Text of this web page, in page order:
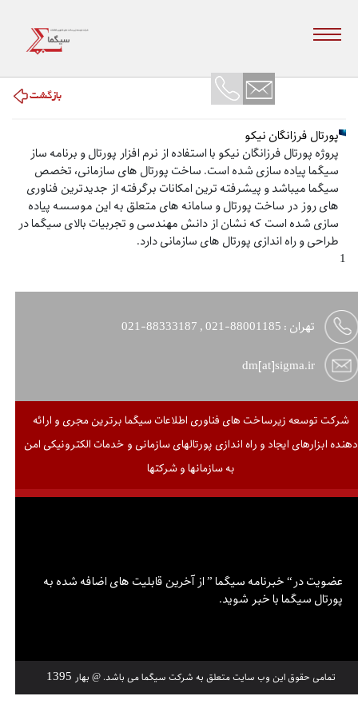
.
..
پورتال فرزانگان نیکو
پروژه پورتال فرزانگان نیکو با استفاده از نرم افزار پورتال و برنامه ساز
سیگما پیاده سازی شده است. ساخت پورتال های سازمانی، تخصص
سیگما میباشد و پیشرفته ترین امکانات برگرفته از جدیدترین فناوری
های روز در ساخت پورتال و سامانه های متعلق به این موسسه پیاده
سازی شده است که نشان از دانش مهندسی و تجربیات بالای سیگما در
طراحی و راه اندازی پورتال های سازمانی دارد.
1
تهران :
dm[at]sigma.ir
شرکت توسعه زیرساخت های فناوری اطلاعات سیگما برترین مجری و ارائه
دهنده ابزارهای ایجاد و راه اندازی پورتالهای سازمانی و خدمات الکترونیکی امن
به سازمانها و شرکتها
عضویت در“ خبرنامه سیگما ” از آخرین قابلیت های اضافه شده به
پورتال سیگما با خبر شوید.
تمامی حقوق این وب سایت متعلق به شرکت سیگما می باشد. @ بهار 1395